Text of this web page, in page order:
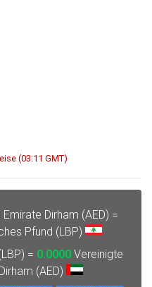
(03:11 GMT)
Dirham (AED) =
Pfund (LBP)
= 0.0000 Vereinigte
(AED)